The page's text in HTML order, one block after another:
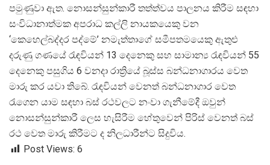
පමුණුවා ඇත. නොසන්සුන්කාරී තත්ත්වය පාලනය කිරීම සඳහා
සංවිධානාත්මක අපරාධ කල්ලි නායකයෙකු වන
‘කෙහෙල්බද්දර පද්මේ’ නමැත්තාගේ සමීපතමයෙකු ඇතුළු
දරුණු ගණයේ රැඳවියන් 13 දෙනෙකු සහ සාමාන් ය රැඳවියන් 55
දෙනෙකු පසුගිය 6 වනදා රාත්රියේ බූස්ස බන්ධනාගාරය වෙත
මාරු කර යවා තිබේ. රැඳවියන් වෙනත් බන්ධනාගාර වෙත
රැගෙන යාම සඳහා බස් රථවලට නංවා ගැනීමේදී ඔවුන්
නොසන්සුන්කාරී ලෙස හැසිරීම හේතුවෙන් පිරිස් වෙනත් බස්
රථ වෙත මාරු කිරීමට ද නිලධාරීන්ට සිදුවිය.
Post Views: 6